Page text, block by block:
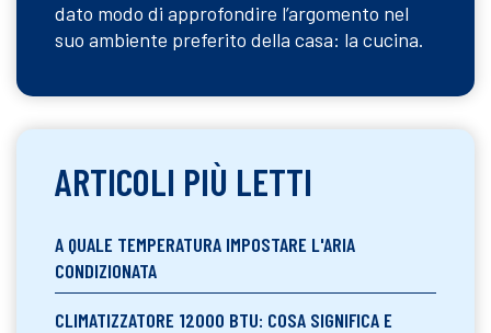
dato modo di approfondire l’argomento nel
suo ambiente preferito della casa: la cucina.
ARTICOLI PIÙ LETTI
A QUALE TEMPERATURA IMPOSTARE L'ARIA
CONDIZIONATA
CLIMATIZZATORE 12000 BTU: COSA SIGNIFICA E